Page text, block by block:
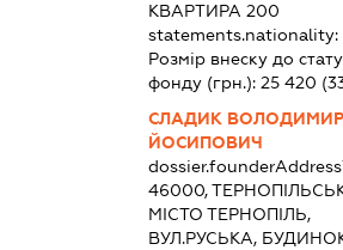
КВАРТИРА 200
statements.nationality:
Розмір внеску до
фонду (грн.):25 420
СЛАДИК ВОЛОДИМИР
ЙОСИПОВИЧ
dossier.founderAddress
46000,
МІСТО ТЕРНОПІЛЬ,
ВУЛ.РУСЬКА, БУДИНОК